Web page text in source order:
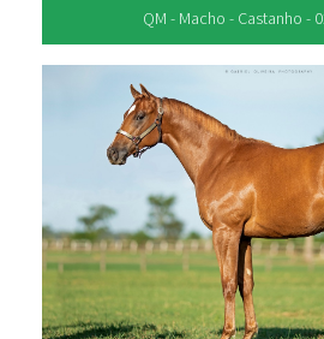
QM - Macho - Castanho -